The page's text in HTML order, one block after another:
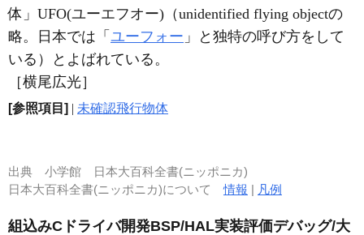
体」UFO(ユーエフオー)（unidentified flying objectの
略。日本では「 ユーフォー 」と独特の呼び方をして
いる）とよばれている。
［横尾広光］
[参照項目] | 未確認飛行物体
出典 小学館 日本大百科全書(ニッポニカ)
日本大百科全書(ニッポニカ)について情報 | 凡例
組込みCドライバ開発BSP/HAL実装評価デバッグ/大